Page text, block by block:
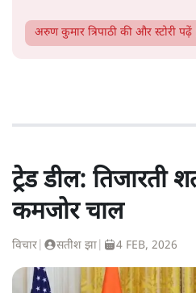
अरुण कुमार त्रिपाठी की और स्टोरी पढ़ें
ट्रेड डील: तिजारती
कमजोर चाल
विचार सतीश झा 4 FEB, 2026